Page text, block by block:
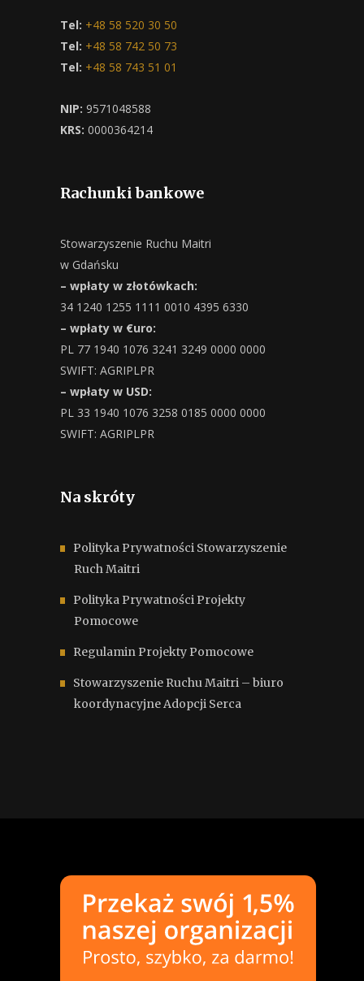
Tel: +48 58 520 30 50
Tel: +48 58 742 50 73
Tel: +48 58 743 51 01
NIP: 9571048588
KRS: 0000364214
Rachunki bankowe
Stowarzyszenie Ruchu Maitri
w Gdańsku
– wpłaty w złotówkach:
34 1240 1255 1111 0010 4395 6330
– wpłaty w €uro:
PL 77 1940 1076 3241 3249 0000 0000
SWIFT: AGRIPLPR
– wpłaty w USD:
PL 33 1940 1076 3258 0185 0000 0000
SWIFT: AGRIPLPR
Na skróty
Polityka Prywatności Stowarzyszenie
Ruch Maitri
Polityka Prywatności Projekty
Pomocowe
Regulamin Projekty Pomocowe
Stowarzyszenie Ruchu Maitri – biuro
koordynacyjne Adopcji Serca